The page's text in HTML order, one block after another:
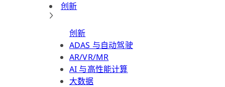
创新
创新
ADAS 与自动驾驶
AR/VR/MR
AI 与高性能计算
大数据